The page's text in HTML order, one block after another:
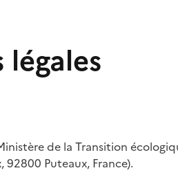
de la Transition
92800 Puteaux, France).